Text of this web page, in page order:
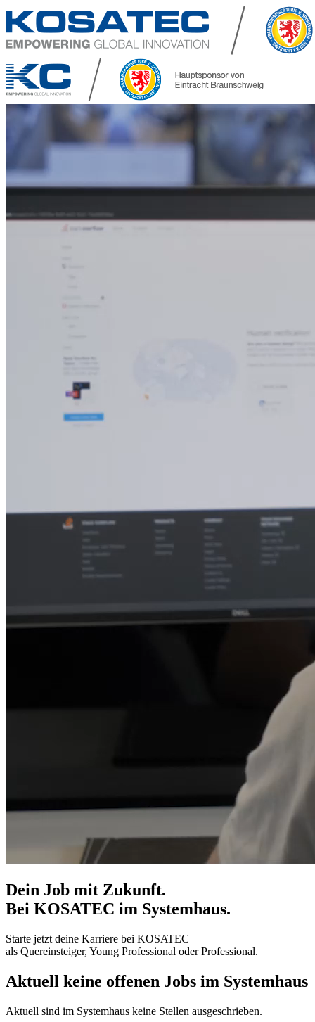
Dein Job mit Zukunft.
Bei KOSATEC im Systemhaus.
Starte jetzt deine Karriere bei KOSATEC
als Quereinsteiger, Young Professional oder Professional.
Aktuell keine offenen Jobs im Systemhaus
Aktuell sind im Systemhaus keine Stellen ausgeschrieben.